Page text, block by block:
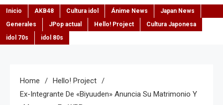
Inicio AKB48 Cultura idol Ánime News
Japan News
Generales
JPop actual Hello! Project
Cultura Japonesa
idol 70s
idol 80s
Home
Hello! Project
Ex-Integrante De «Biyuuden» Anuncia Su Matrimonio Y